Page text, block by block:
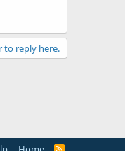
to reply here.
R